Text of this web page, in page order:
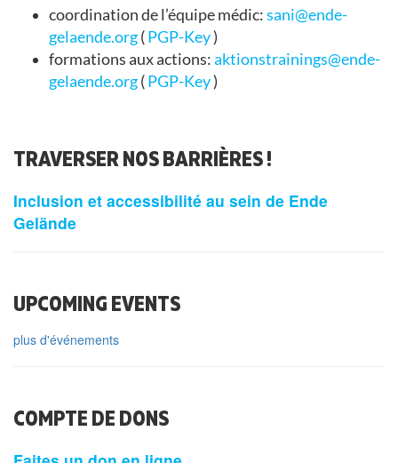
coordination de l’équipe médic:sani@ende-
gelaende.org(PGP-Key)
formations aux actions:aktionstrainings@ende-
gelaende.org(PGP-Key)
TRAVERSER NOS BARRIÈRES !
Inclusion et accessibilité au sein de Ende
Gelände
UPCOMING EVENTS
plus d'événements
COMPTE DE DONS